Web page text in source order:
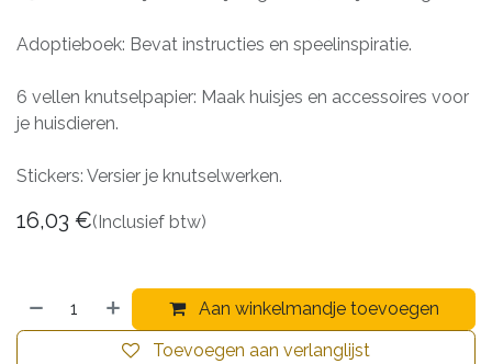
Adoptieboek: Bevat instructies en speelinspiratie.
6 vellen knutselpapier: Maak huisjes en accessoires voor
je huisdieren.
Stickers: Versier je knutselwerken.
16,03 €(Inclusief btw)
Aan winkelmandje toevoegen
Toevoegen aan verlanglijst